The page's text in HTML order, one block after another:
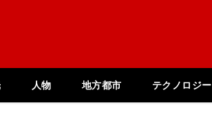
人物 地方都市 テクノロジー